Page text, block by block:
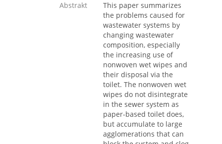
Abstrakt
This paper summarizes
the problems caused for
wastewater systems by
changing wastewater
composition, especially
the increasing use of
nonwoven wet wipes and
their disposal via the
toilet. The nonwoven wet
wipes do not disintegrate
in the sewer system as
paper-based toilet does,
but accumulate to large
agglomerations that can